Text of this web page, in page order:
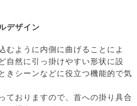
デザイン
むように内側に曲げることによ
自然に引っ掛けやすい形状に設
きシーンなどに役立つ機能的で気
ておりますので、首への掛り具合